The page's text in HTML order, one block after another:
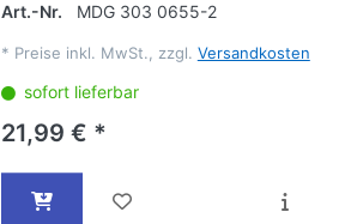
Art.-Nr. MDG 303 0655-2
* Preise inkl. MwSt., zzgl. Versandkosten
sofort lieferbar
21,99 € *